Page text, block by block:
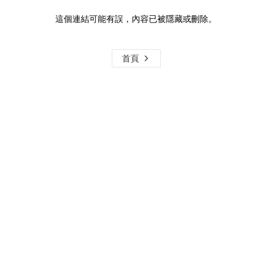
這個連結可能有誤，內容已被隱藏或刪除。
首頁